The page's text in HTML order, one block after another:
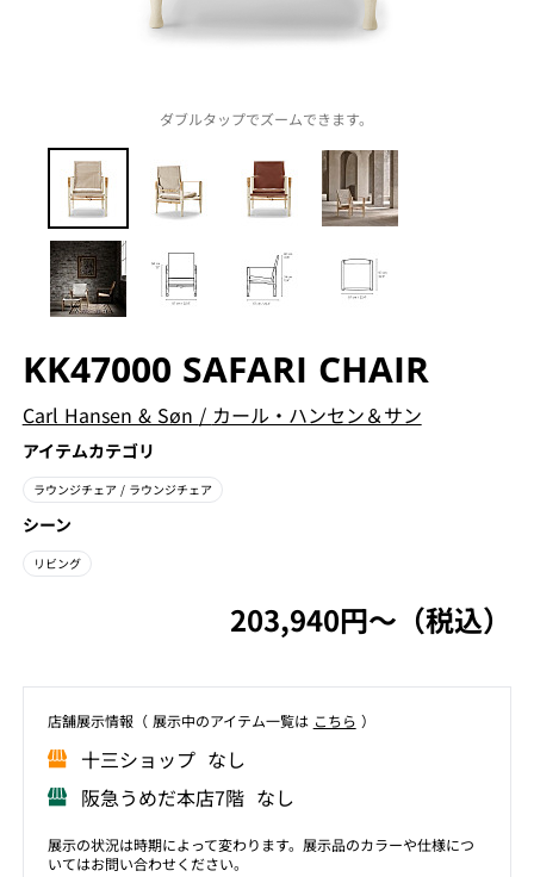
ダブルタップでズームできます。
KK47000 SAFARI CHAIR
Carl Hansen & Søn / カール・ハンセン＆サン
アイテムカテゴリ
ラウンジチェア / ラウンジチェア
シーン
リビング
203,940円〜（税込）
店舗展⽰情報（ 展⽰中のアイテム⼀覧は こちら ）
⼗三ショップ なし
阪急うめだ本店7階 なし
展示の状況は時期によって変わります。展示品のカラーや仕様につ
いてはお問い合わせください。